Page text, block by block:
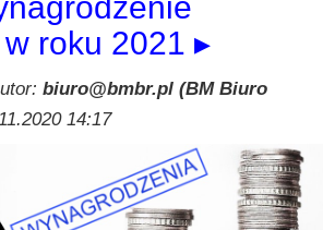
roku 2021 ▸
biuro@bmbr.pl (BM Biuro
14:17